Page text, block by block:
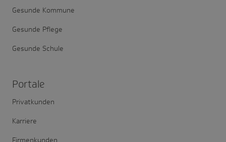
Gesunde Kommune
Gesunde Pflege
Gesunde Schule
Portale
Privatkunden
Karriere
Firmenkunden